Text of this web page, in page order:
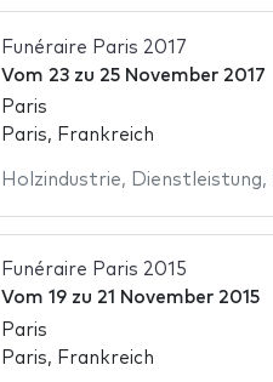
Funéraire Paris 2017
Vom 23zu 25 November 2017
Paris
Paris, Frankreich
Holzindustrie, Dienstleistung,
Funéraire Paris 2015
Vom 19zu 21 November 2015
Paris
Paris, Frankreich